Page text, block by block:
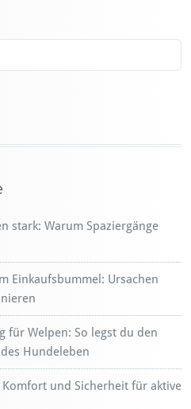
stark: Warum Spaziergänge
Einkaufsbummel: Ursachen
für Welpen: So legst du den
Hundeleben
Komfort und Sicherheit für aktive